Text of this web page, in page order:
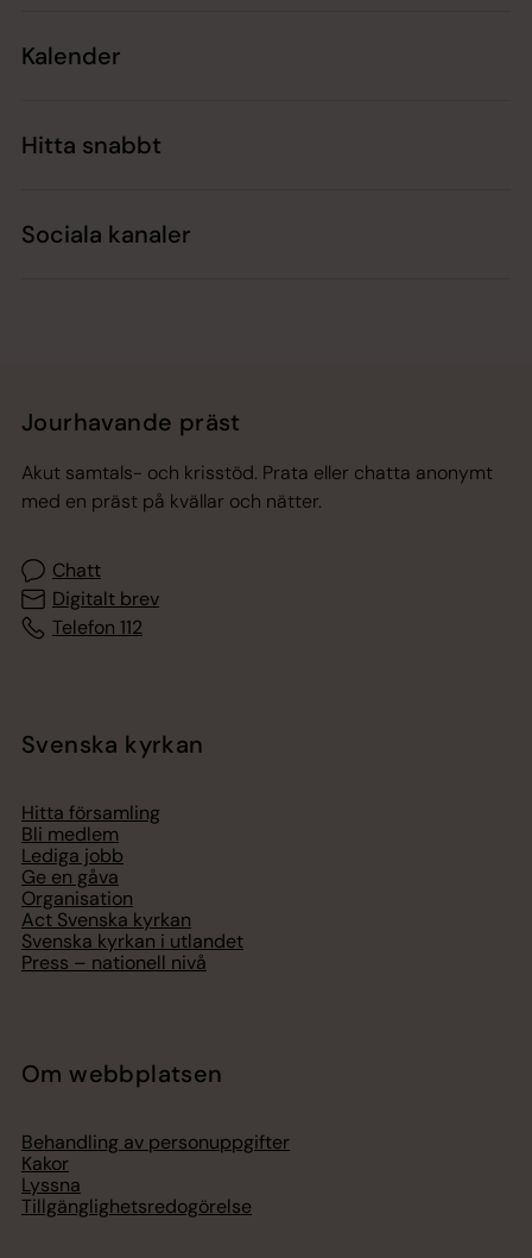
Kalender
Hitta snabbt
Sociala kanaler
Jourhavande präst
Akut samtals- och krisstöd. Prata eller chatta anonymt
med en präst på kvällar och nätter.
Chatt
Digitalt brev
Telefon 112
Svenska kyrkan
Hitta församling
Bli medlem
Lediga jobb
Ge en gåva
Organisation
Act Svenska kyrkan
Svenska kyrkan i utlandet
Press – nationell nivå
Om webbplatsen
Behandling av personuppgifter
Kakor
Lyssna
Tillgänglighetsredogörelse